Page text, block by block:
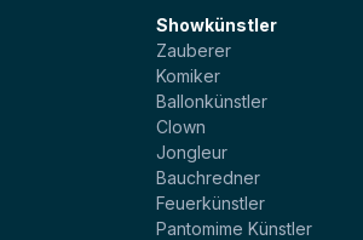
Showkünstler
Zauberer
Komiker
Ballonkünstler
Clown
Jongleur
Bauchredner
Feuerkünstler
Pantomime Künstler